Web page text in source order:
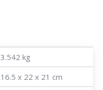
3.542 kg
16.5 x 22 x 21 cm